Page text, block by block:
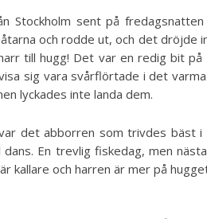
Stockholm sent på
och rodde ut, och det dröjde
till hugg! Det var en redig bit
sig vara svårflörtade i det
lyckades inte landa dem.
det abborren som trivdes bäst i
En trevlig fiskedag, men
kallare och harren är mer på